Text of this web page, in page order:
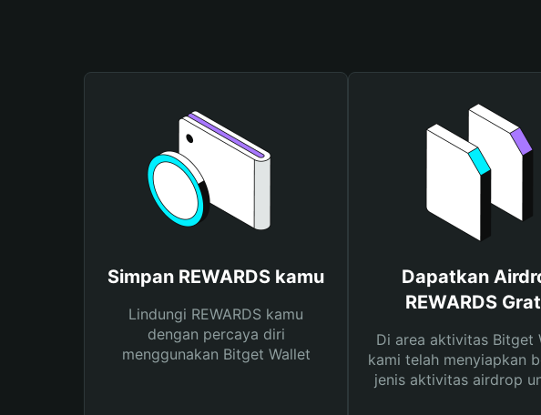
Simpan REWARDS kamu
Lindungi REWARDS kamu
dengan percaya diri
menggunakan Bitget Wallet
Dapatkan
REWARDS
Di area aktivitas Bitget
kami telah menyiapkan
jenis aktivitas airdrop